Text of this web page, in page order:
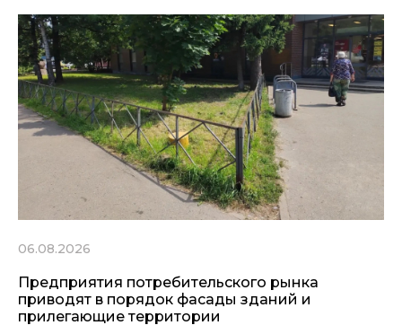
06.08.2026
Предприятия потребительского рынка
приводят в порядок фасады зданий и
прилегающие территории